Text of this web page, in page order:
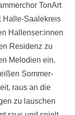
TonArt
Halle-Saalekreis
Hallenser:innen
Residenz zu
Melodien ein.
Sommer-
raus an die
zu lauschen